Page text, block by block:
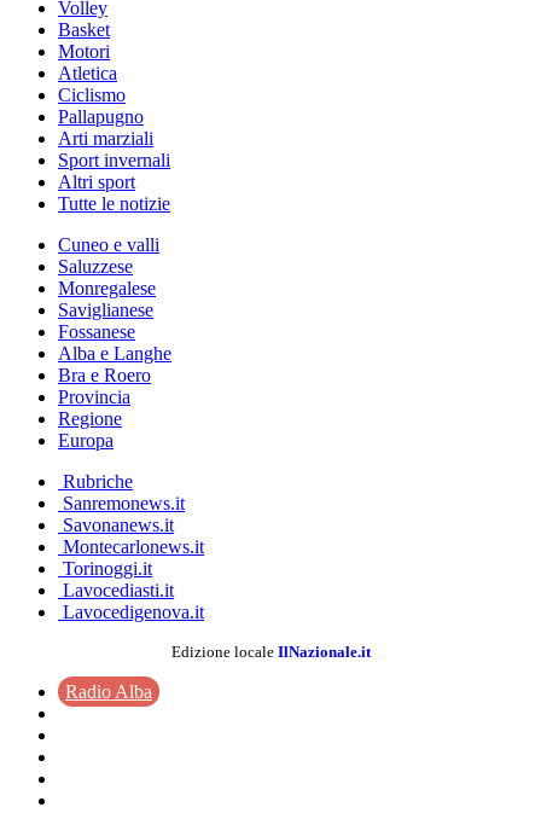
Volley
Basket
Motori
Atletica
Ciclismo
Pallapugno
Arti marziali
Sport invernali
Altri sport
Tutte le notizie
Cuneo e valli
Saluzzese
Monregalese
Saviglianese
Fossanese
Alba e Langhe
Bra e Roero
Provincia
Regione
Europa
Rubriche
Sanremonews.it
Savonanews.it
Montecarlonews.it
Torinoggi.it
Lavocediasti.it
Lavocedigenova.it
Edizione locale IlNazionale.it
Radio Alba